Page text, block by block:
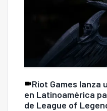
Riot Games lanza
en Latinoamérica
de League of